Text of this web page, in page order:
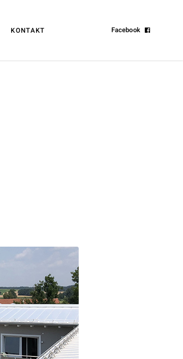
KONTAKT Facebook